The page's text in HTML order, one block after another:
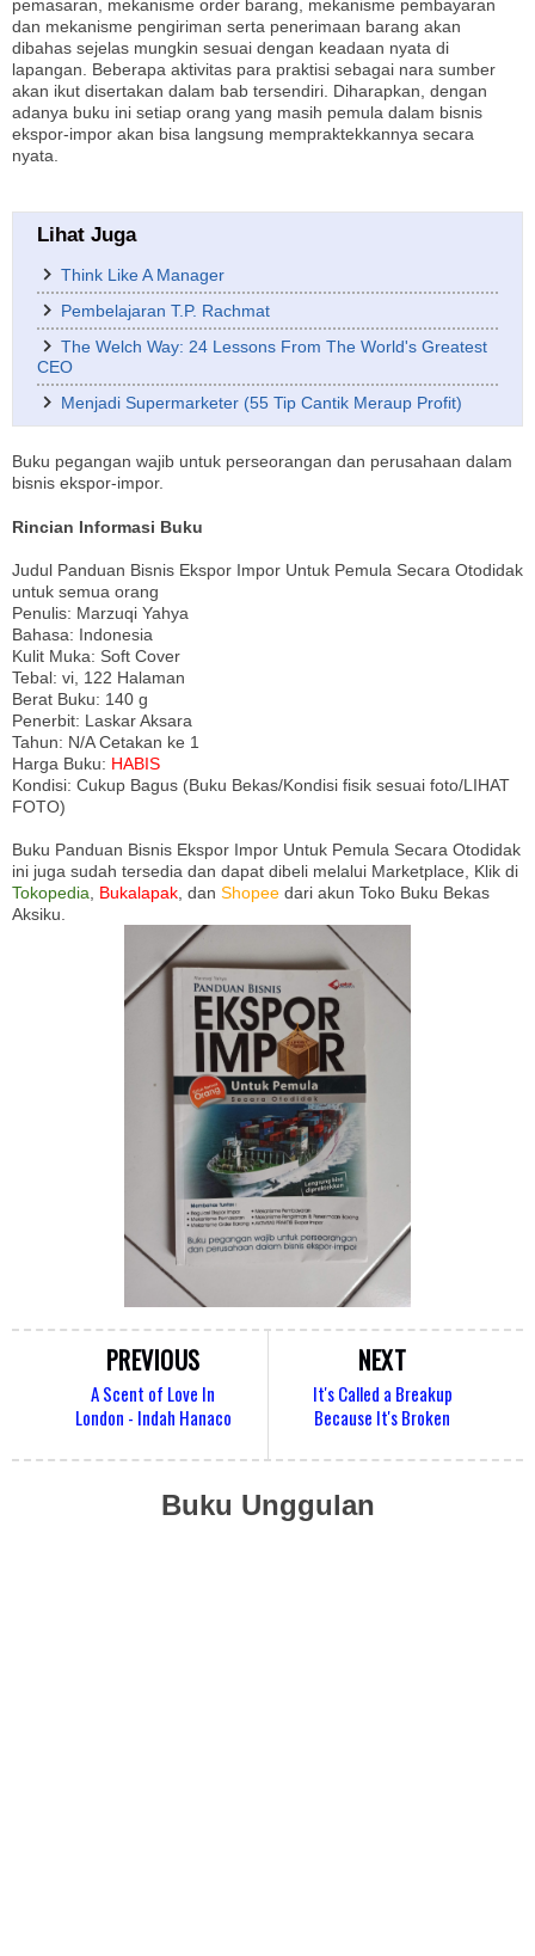
pemasaran, mekanisme order barang, mekanisme pembayaran
dan mekanisme pengiriman serta penerimaan barang akan
dibahas sejelas mungkin sesuai dengan keadaan nyata di
lapangan. Beberapa aktivitas para praktisi sebagai nara sumber
akan ikut disertakan dalam bab tersendiri. Diharapkan, dengan
adanya buku ini setiap orang yang masih pemula dalam bisnis
ekspor-impor akan bisa langsung mempraktekkannya secara
nyata.
Lihat Juga
Think Like A Manager
Pembelajaran T.P. Rachmat
The Welch Way: 24 Lessons From The World's Greatest
CEO
Menjadi Supermarketer (55 Tip Cantik Meraup Profit)
Buku pegangan wajib untuk perseorangan dan perusahaan dalam
bisnis ekspor-impor.
Rincian Informasi Buku
Judul Panduan Bisnis Ekspor Impor Untuk Pemula Secara Otodidak
untuk semua orang
Penulis: Marzuqi Yahya
Bahasa: Indonesia
Kulit Muka: Soft Cover
Tebal: vi, 122 Halaman
Berat Buku: 140 g
Penerbit: Laskar Aksara
Tahun: N/A Cetakan ke 1
Harga Buku: HABIS
Kondisi: Cukup Bagus (Buku Bekas/Kondisi fisik sesuai foto/LIHAT
FOTO)
Buku Panduan Bisnis Ekspor Impor Untuk Pemula Secara Otodidak
ini juga sudah tersedia dan dapat dibeli melalui Marketplace, Klik di
Tokopedia, Bukalapak, dan Shopee dari akun Toko Buku Bekas
Aksiku.
NEXT
It's Called a Breakup
Because It's Broken
PREVIOUS
A Scent of Love In
London - Indah Hanaco
Buku Unggulan